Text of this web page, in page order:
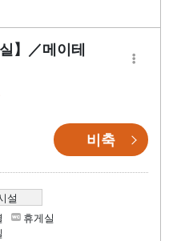
】／메이테
비축
설
휴게실